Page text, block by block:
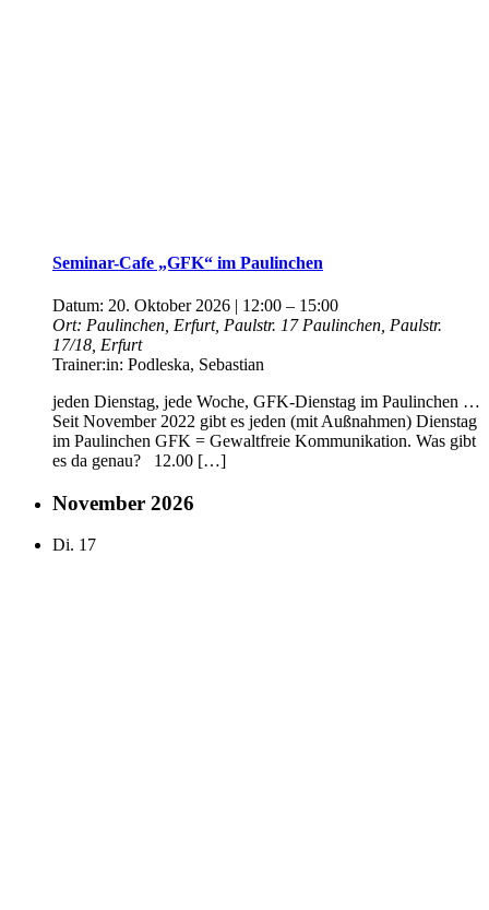
Seminar-Cafe „GFK“ im Paulinchen
Datum: 20. Oktober 2026 | 12:00 – 15:00
Ort: Paulinchen, Erfurt, Paulstr. 17 Paulinchen, Paulstr.
17/18, Erfurt
Trainer:in: Podleska, Sebastian
jeden Dienstag, jede Woche, GFK-Dienstag im Paulinchen …
Seit November 2022 gibt es jeden (mit Außnahmen) Dienstag
im Paulinchen GFK = Gewaltfreie Kommunikation. Was gibt
es da genau? 12.00 […]
November 2026
Di. 17